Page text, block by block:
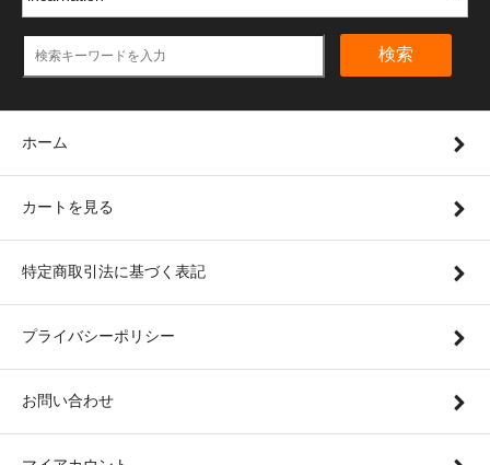
検索
ホーム
カートを見る
特定商取引法に基づく表記
プライバシーポリシー
お問い合わせ